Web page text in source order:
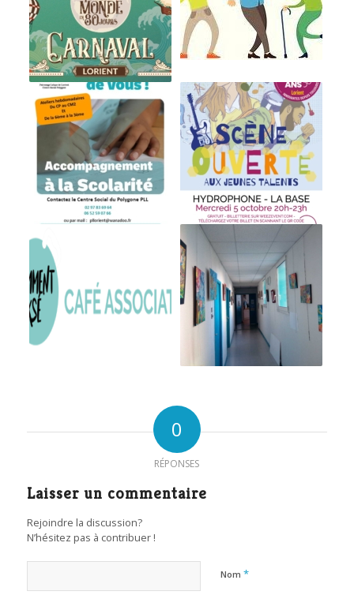
0
RÉPONSES
Laisser un commentaire
Rejoindre la discussion?
N’hésitez pas à contribuer !
Nom *